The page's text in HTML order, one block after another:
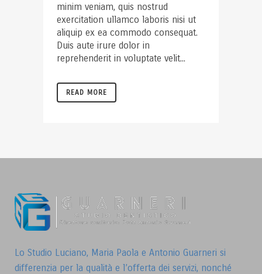
minim veniam, quis nostrud
exercitation ullamco laboris nisi ut
aliquip ex ea commodo consequat.
Duis aute irure dolor in
reprehenderit in voluptate velit...
READ MORE
Lo Studio Luciano, Maria Paola e Antonio Guarneri si
differenzia per la qualità e l’offerta dei servizi, nonché